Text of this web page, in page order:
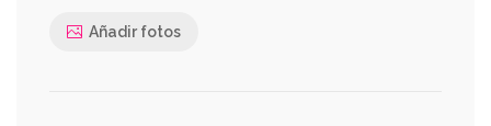
Añadir fotos